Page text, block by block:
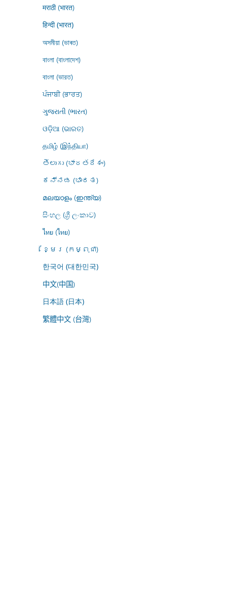
मराठी (भारत)
हिन्दी (भारत)
অসমীয়া (ভাৰত)
বাংলা (বাংলাদেশ)
বাংলা (ভারত)
ਪੰਜਾਬੀ (ਭਾਰਤ)
ગુજરાતી (ભારત)
ଓଡ଼ିଆ (ଭାରତ)
தமிழ் (இந்தியா)
తెలుగు (భారతదేశం)
ಕನ್ನಡ (ಭಾರತ)
മലയാളം (ഇന്ത്യ)
සිංහල (ශ්‍රී ලංකාව)
ไทย (ไทย)
ខ្មែរ (កម្ពុជា)
한국어 (대한민국)
中文(中国)
日本語 (日本)
繁體中文 (台灣)